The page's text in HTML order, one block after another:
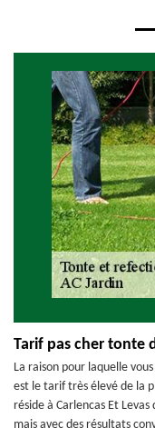
Tarif pas cher tonte
La raison pour laquelle
est le tarif très élevé de la
réside à Carlencas Et
mais avec des résultats